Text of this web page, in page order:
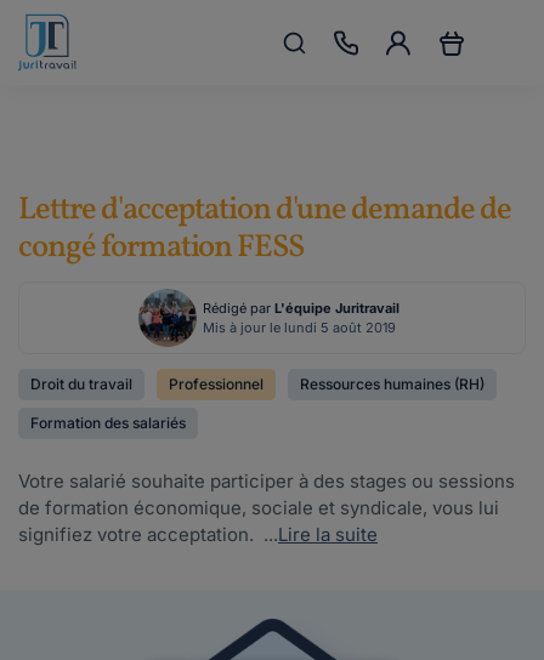
Lettre d'acceptation d'une demande de
congé formation FESS
Rédigé par L'équipe Juritravail
Mis à jour le lundi 5 août 2019
Droit du travail Professionnel Ressources humaines (RH)
Formation des salariés
Votre salarié souhaite participer à des stages ou sessions
de formation économique, sociale et syndicale, vous lui
signifiez votre acceptation. ...Lire la suite